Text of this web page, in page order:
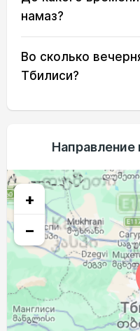
21, Пт 04:45 06:15
22, Сб 04:46 06:16
04:48 06:17
04:53 06:21
04:55 06:22
29, Сб 04:56 06:23
30, Вс 04:57 06:24
31, Пн 04:59 06:25
намаз?
Во сколько
Тбилиси?
+
−